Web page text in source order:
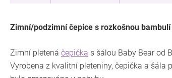
Zimní/podzimní čepice s rozkošnou bambulí
Zimní pletená čepička s šálou Baby Bear od
Vyrobena z kvalitní pleteniny, čepička a šála